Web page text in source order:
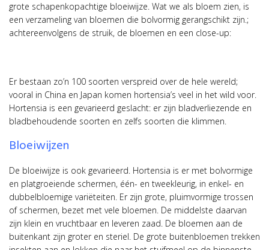
grote schapenkopachtige bloeiwijze. Wat we als bloem zien, is
een verzameling van bloemen die bolvormig gerangschikt zijn.;
achtereenvolgens de struik, de bloemen en een close-up:
Er bestaan zo’n 100 soorten verspreid over de hele wereld;
vooral in China en Japan komen hortensia’s veel in het wild voor.
Hortensia is een gevarieerd geslacht: er zijn bladverliezende en
bladbehoudende soorten en zelfs soorten die klimmen.
Bloeiwijzen
De bloeiwijze is ook gevarieerd. Hortensia is er met bolvormige
en platgroeiende schermen, één- en tweekleurig, in enkel- en
dubbelbloemige variëteiten. Er zijn grote, pluimvormige trossen
of schermen, bezet met vele bloemen. De middelste daarvan
zijn klein en vruchtbaar en leveren zaad. De bloemen aan de
buitenkant zijn groter en steriel. De grote buitenbloemen trekken